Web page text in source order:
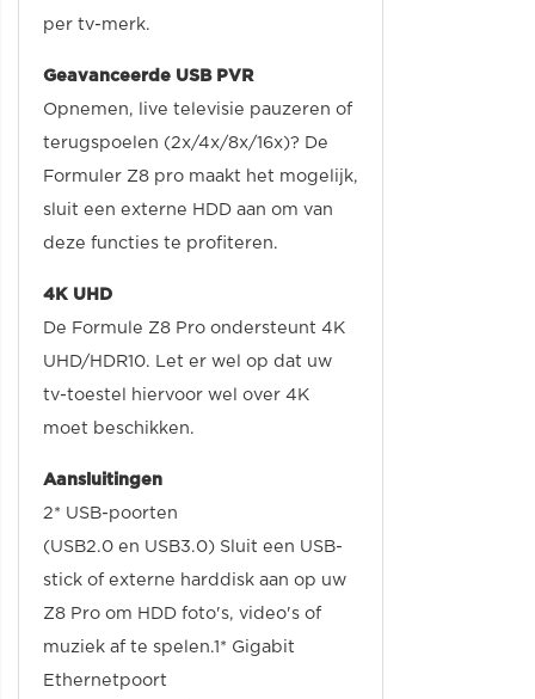
per tv-merk.
Geavanceerde USB PVR
Opnemen, live televisie pauzeren of
terugspoelen (2x/4x/8x/16x)? De
Formuler Z8 pro maakt het mogelijk,
sluit een externe HDD aan om van
deze functies te profiteren.
4K UHD
De Formule Z8 Pro ondersteunt 4K
UHD/HDR10. Let er wel op dat uw
tv-toestel hiervoor wel over 4K
moet beschikken.
Aansluitingen
2* USB-poorten
(USB2.0 en USB3.0) Sluit een USB-
stick of externe harddisk aan op uw
Z8 Pro om HDD foto's, video's of
muziek af te spelen.1* Gigabit
Ethernetpoort